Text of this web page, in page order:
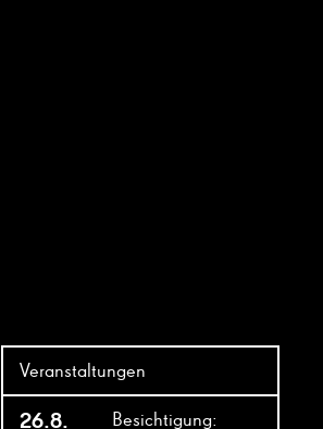
Veranstaltungen
26.8. Besichtigung: